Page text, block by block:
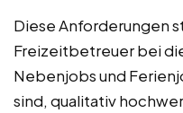
Diese Anforderungen
Freizeitbetreuer bei
Nebenjobs und
sind, qualitativ